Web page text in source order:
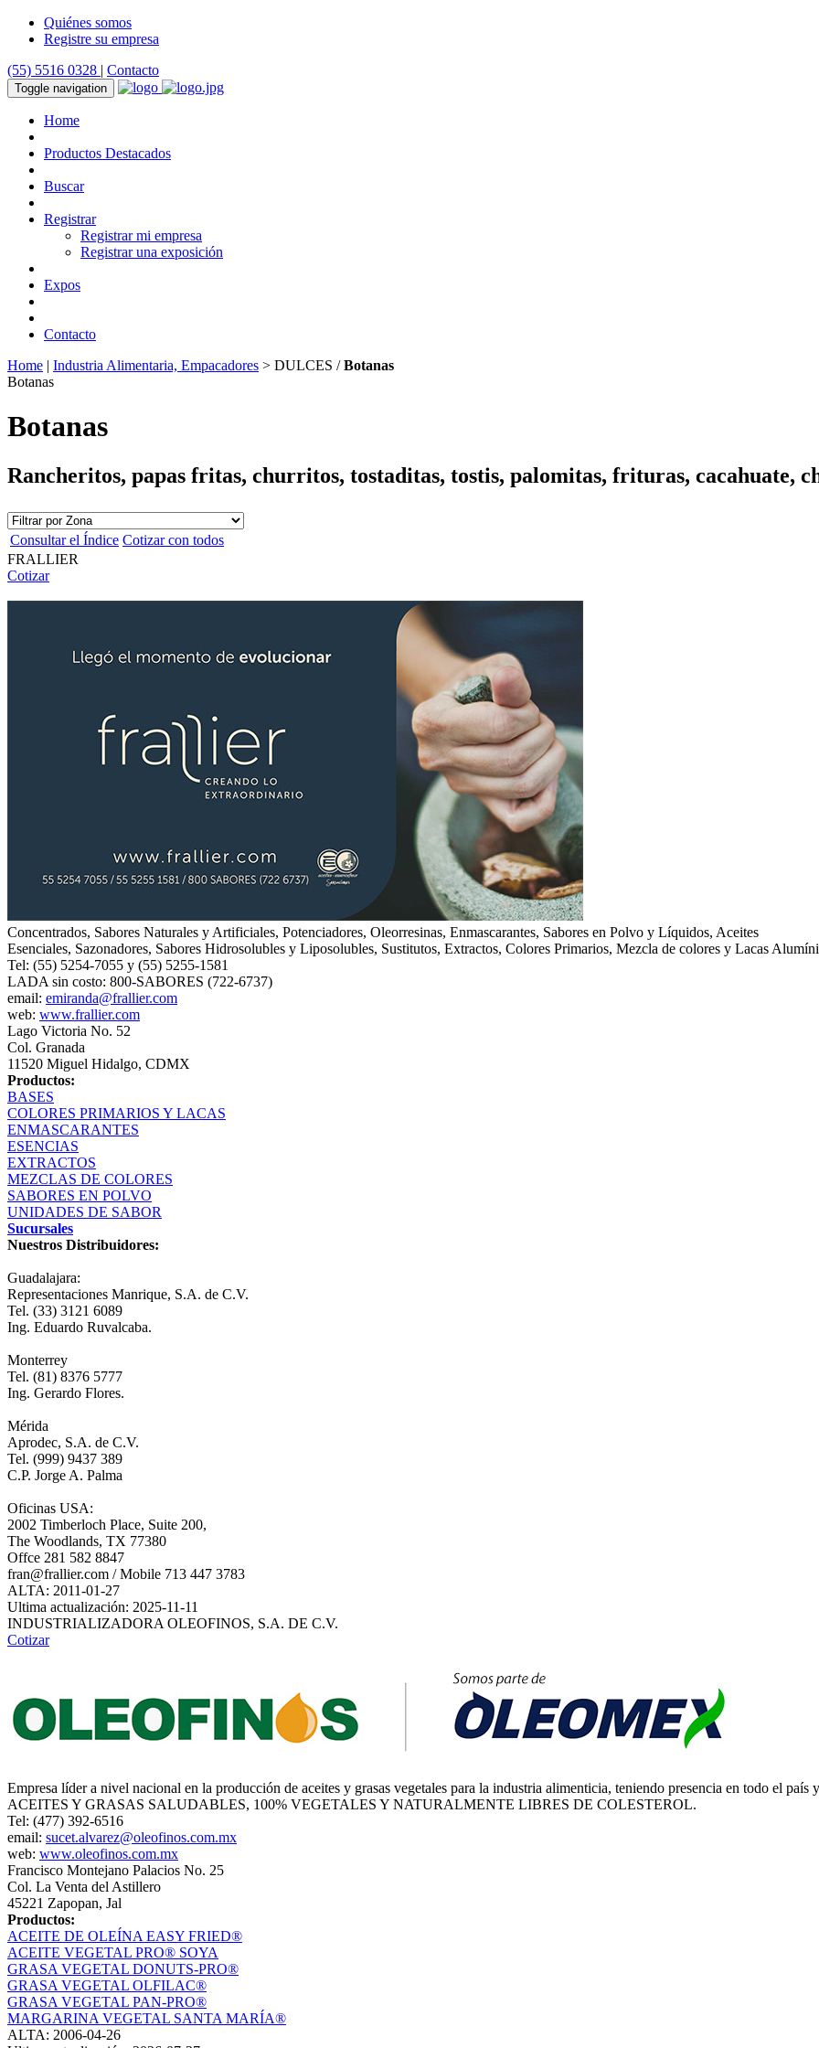
Quiénes somos
Registre su empresa
(55) 5516 0328 | Contacto
Toggle navigation
Home
Productos Destacados
Buscar
Registrar
Registrar mi empresa
Registrar una exposición
Expos
Contacto
Home | Industria Alimentaria, Empacadores > DULCES /Botanas
Botanas
Botanas
Rancheritos, papas fritas, churritos, tostaditas, tostis, palomitas, frituras, cacahuate,
Consultar el Índice Cotizar con todos
FRALLIER
Cotizar
Concentrados, Sabores Naturales y Artificiales, Potenciadores, Oleorresinas, Enmascarantes, Sabores en Polvo y Líquidos, Aceites
Esenciales, Sazonadores, Sabores Hidrosolubles y Liposolubles, Sustitutos, Extractos, Colores Primarios, Mezcla de colores y Lacas
Tel: (55) 5254-7055 y (55) 5255-1581
LADA sin costo: 800-SABORES (722-6737)
email: emiranda@frallier.com
web: www.frallier.com
Lago Victoria No. 52
Col. Granada
11520 Miguel Hidalgo, CDMX
Productos:
BASES
COLORES PRIMARIOS Y LACAS
ENMASCARANTES
ESENCIAS
EXTRACTOS
MEZCLAS DE COLORES
SABORES EN POLVO
UNIDADES DE SABOR
Sucursales
Nuestros Distribuidores:
Guadalajara:
Representaciones Manrique, S.A. de C.V.
Tel. (33) 3121 6089
Ing. Eduardo Ruvalcaba.
Monterrey
Tel. (81) 8376 5777
Ing. Gerardo Flores.
Mérida
Aprodec, S.A. de C.V.
Tel. (999) 9437 389
C.P. Jorge A. Palma
Oficinas USA:
2002 Timberloch Place, Suite 200,
The Woodlands, TX 77380
Offce 281 582 8847
fran@frallier.com / Mobile 713 447 3783
ALTA: 2011-01-27
Ultima actualización: 2025-11-11
INDUSTRIALIZADORA OLEOFINOS, S.A. DE C.V.
Cotizar
Empresa líder a nivel nacional en la producción de aceites y grasas vegetales para la industria alimenticia, teniendo presencia en todo el país
ACEITES Y GRASAS SALUDABLES, 100% VEGETALES Y NATURALMENTE LIBRES DE COLESTEROL.
Tel: (477) 392-6516
email: sucet.alvarez@oleofinos.com.mx
web: www.oleofinos.com.mx
Francisco Montejano Palacios No. 25
Col. La Venta del Astillero
45221 Zapopan, Jal
Productos:
ACEITE DE OLEÍNA EASY FRIED®
ACEITE VEGETAL PRO® SOYA
GRASA VEGETAL DONUTS-PRO®
GRASA VEGETAL OLFILAC®
GRASA VEGETAL PAN-PRO®
MARGARINA VEGETAL SANTA MARÍA®
ALTA: 2006-04-26